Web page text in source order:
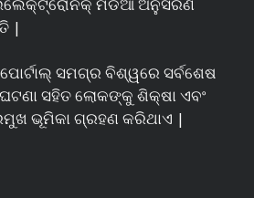
|
ସମଗ୍ର ବିଶ୍ୱରେ ସର୍ବଶେଷ
ସହିତ ଲୋକଙ୍କୁ ଶିକ୍ଷା ଏବଂ
ଭୂମିକା ଗ୍ରହଣ କରିଥାଏ |